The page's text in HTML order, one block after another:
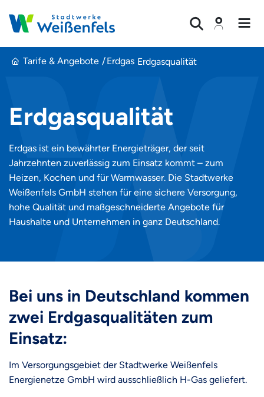
Menu
Suche
Stadtwerke Weißenfels
Tarife & Angebote Erdgas Erdgasqualität
Erdgasqualität
Erdgas ist ein bewährter Energieträger, der seit
Jahrzehnten zuverlässig zum Einsatz kommt – zum
Heizen, Kochen und für Warmwasser. Die Stadtwerke
Weißenfels GmbH stehen für eine sichere Versorgung,
hohe Qualität und maßgeschneiderte Angebote für
Haushalte und Unternehmen in ganz Deutschland.
Bei uns in Deutschland kommen
zwei Erdgasqualitäten zum
Einsatz:
Im Versorgungsgebiet der Stadtwerke Weißenfels
Energienetze GmbH wird ausschließlich H-Gas geliefert.